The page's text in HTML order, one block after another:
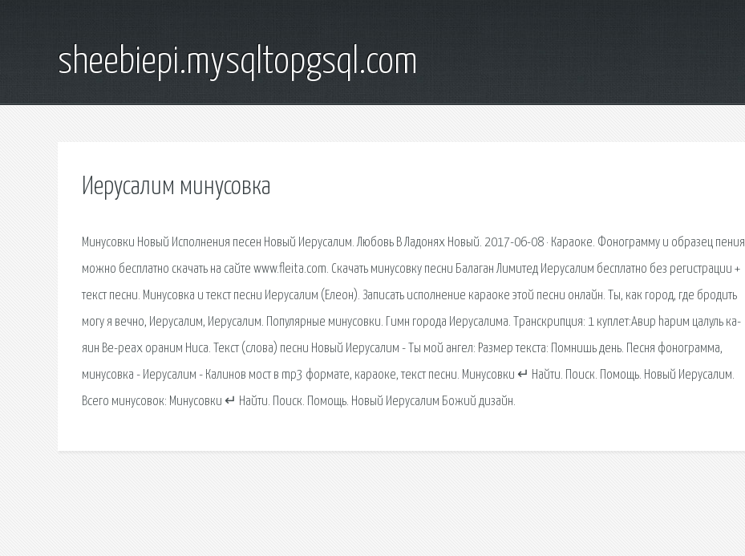
sheebiepi.mysqltopgsql.com
Иерусалим минусовка
Минусовки Новый Исполнения песен Новый Иерусалим. Любовь В Ладонях Новый. 2017-06-08 · Караоке. Фонограмму и образец пения
можно бесплатно скачать на сайте www.fleita.com. Скачать минусовку песни Балаган Лимитед Иерусалим бесплатно без регистрации +
текст песни. Минусовка и текст песни Иерусалим (Елеон). Записать исполнение караоке этой песни онлайн. Ты, как город, где бродить
могу я вечно, Иерусалим, Иерусалим. Популярные минусовки. Гимн города Иерусалима. Транскрипция: 1 куплет:Авир hарим цалуль ка-
яин Ве-реах ораним Ниса. Текст (слова) песни Новый Иерусалим - Ты мой ангел: Размер текста: Помнишь день. Песня фонограмма,
минусовка - Иерусалим - Калинов мост в mp3 формате, караоке, текст песни. Минусовки ↵ Найти. Поиск. Помощь. Новый Иерусалим.
Всего минусовок: Минусовки ↵ Найти. Поиск. Помощь. Новый Иерусалим Божий дизайн.